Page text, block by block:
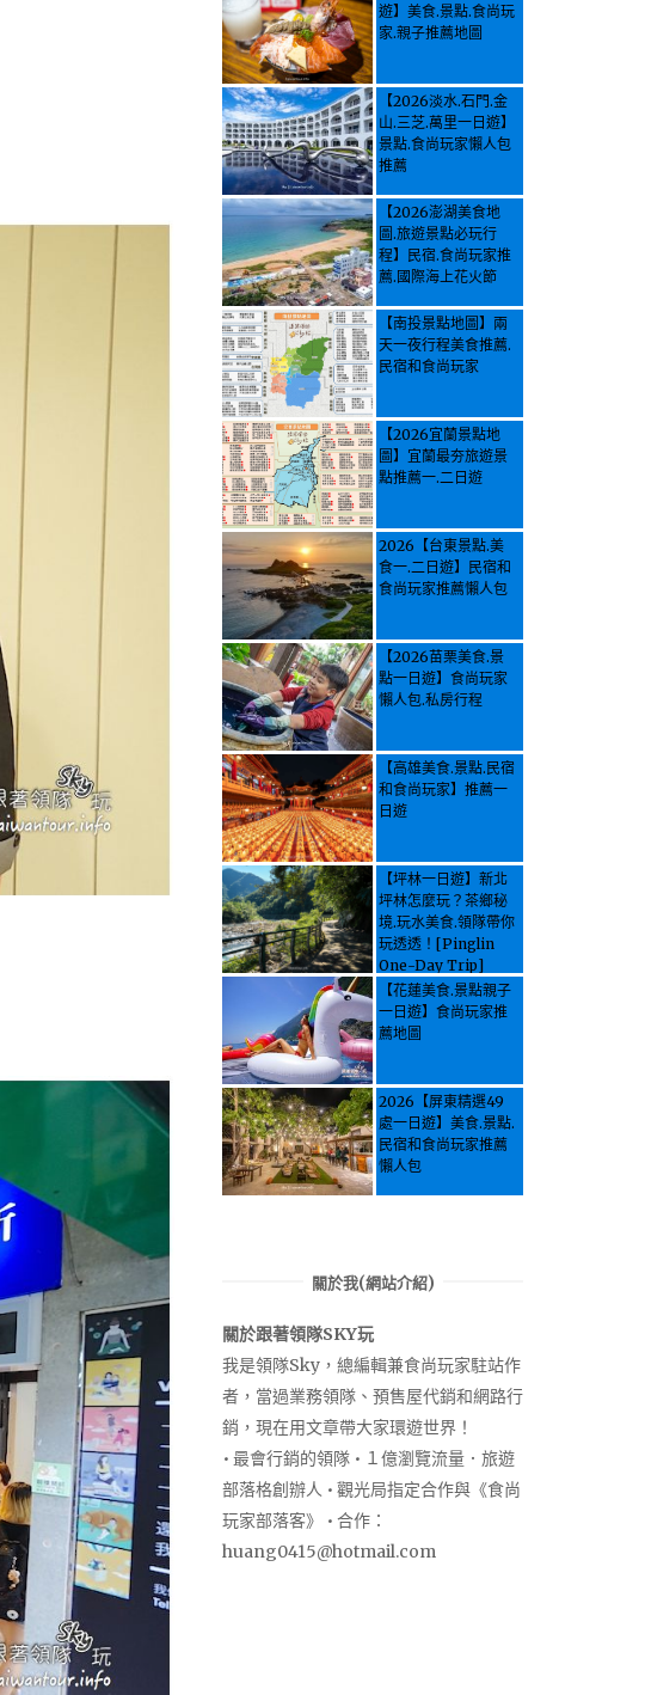
遊】美食.景點.食尚玩
家.親子推薦地圖
【2026淡水.石門.金
山.三芝.萬里一日遊】
景點.食尚玩家懶人包
推薦
【2026澎湖美食地
圖.旅遊景點必玩行
程】民宿.食尚玩家推
薦.國際海上花火節
【南投景點地圖】兩
天一夜行程美食推薦.
民宿和食尚玩家
【2026宜蘭景點地
圖】宜蘭最夯旅遊景
點推薦一.二日遊
2026【台東景點.美
食一.二日遊】民宿和
食尚玩家推薦懶人包
【2026苗栗美食.景
點一日遊】食尚玩家
懶人包.私房行程
【高雄美食.景點.民宿
和食尚玩家】推薦一
日遊
【坪林一日遊】新北
坪林怎麼玩？茶鄉秘
境.玩水美食.領隊帶你
玩透透！[Pinglin
One-Day Trip]
How to explore
Pinglin, New
Taipei? Tea Village
Let the guide take
you through it all!
【花蓮美食.景點親子
一日遊】食尚玩家推
薦地圖
2026【屏東精選49
處一日遊】美食.景點.
民宿和食尚玩家推薦
懶人包
關於我(網站介紹)
關於跟著領隊SKY玩
我是領隊Sky，總編輯兼食尚玩家駐站作
者，當過業務領隊、預售屋代銷和網路行
銷，現在用文章帶大家環遊世界！
• 最會行銷的領隊 • １億瀏覽流量．旅遊
部落格創辦人 • 觀光局指定合作與《食尚
玩家部落客》 • 合作：
huang0415@hotmail.com